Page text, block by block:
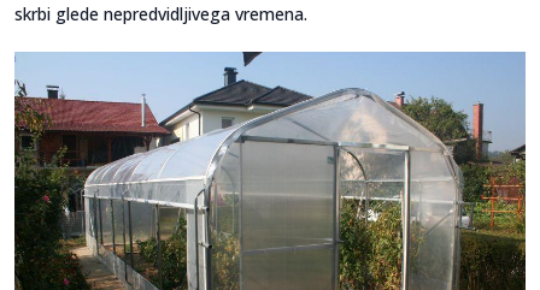
skrbi glede nepredvidljivega vremena.